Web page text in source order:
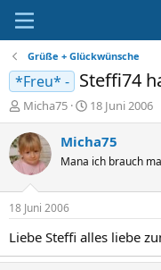
Grüße + Glückwünsche
*Freu* - Steffi74
E
r
s
t
e
e
r
Micha75
E
r
s
t
e
t
a
18 Juni 2006
Micha75
Mana ich brauch
18 Juni 2006
Liebe Steffi alles liebe